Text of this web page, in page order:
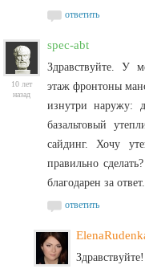
ответить
10 лет
назад
spec-abt
Здравствуйте. У
этаж фронтоны
изнутри наружу:
базальтовый
сайдинг. Хочу
правильно
благодарен за ответ.
ответить
Здравствуйте!